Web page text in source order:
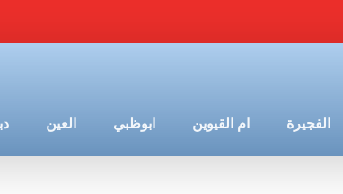
الفجيرة ام القيوين ابوظبي العين